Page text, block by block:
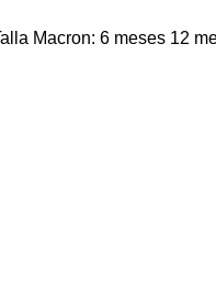
Macron: 6 meses 12